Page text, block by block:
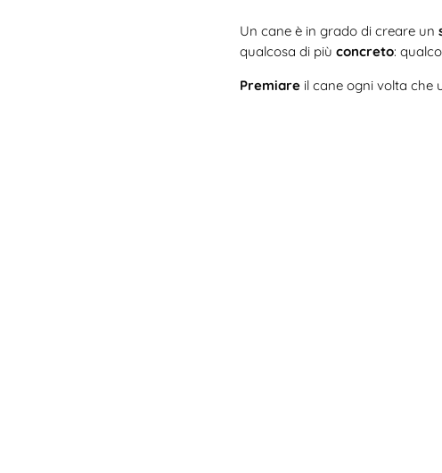
Un cane è in grado di creare un
qualcosa di più concreto:
Premiareil cane ogni volta che